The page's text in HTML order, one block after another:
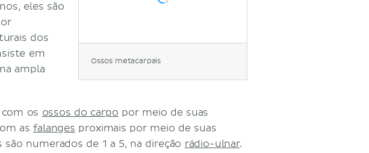
Ossos metacarpais
eles são
dos
em
ampla
os ossos do carpo por meio de suas
asfalanges proximais por meio de suas
numerados de 1 a 5, na direção rádio-ulnar.